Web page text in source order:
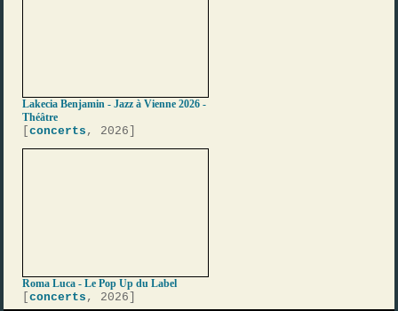
Lakecia Benjamin - Jazz à Vienne 2026 -
Théâtre
[concerts , 2026]
Roma Luca - Le Pop Up du Label
[concerts , 2026]